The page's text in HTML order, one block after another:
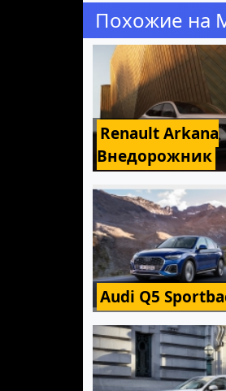
Похожие на
Renault Arkana
Внедорожник
Audi Q5